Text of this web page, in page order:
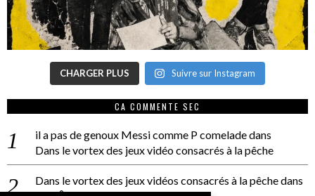
CHARGER PLUS Suivre sur Instagram
CA COMMENTE SEC
il a pas de genoux Messi comme P comeladedans
Dans le vortex des jeux vidéo consacrés à la pêche
Dans le vortex des jeux vidéos consacrés à la pêchedans